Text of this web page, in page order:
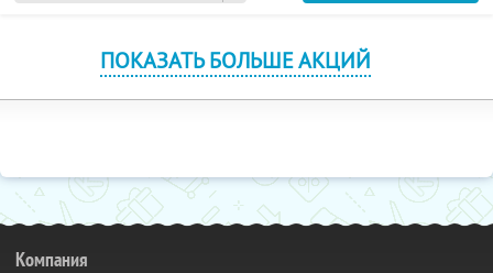
ПОКАЗАТЬ БОЛЬШЕ АКЦИЙ
Компания